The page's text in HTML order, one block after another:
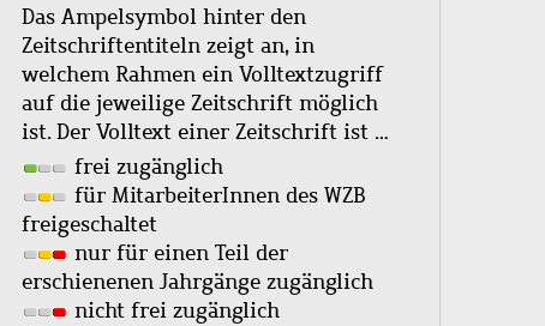
Das Ampelsymbol hinter den
Zeitschriftentiteln zeigt an, in
welchem Rahmen ein Volltextzugriff
auf die jeweilige Zeitschrift möglich
ist. Der Volltext einer Zeitschrift ist …
frei zugänglich
für MitarbeiterInnen des WZB
freigeschaltet
nur für einen Teil der
erschienenen Jahrgänge zugänglich
nicht frei zugänglich